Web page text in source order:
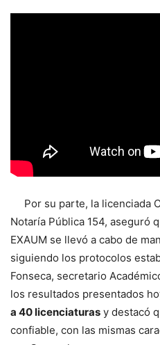
Por su parte, la licenciada
Notaría Pública 154, aseguró
EXAUM se llevó a cabo de
siguiendo los protocolos
Fonseca, secretario
los resultados presentados
a 40 licenciaturas y destacó
confiable, con las mismas